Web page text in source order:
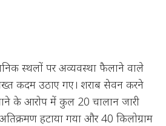
स्थलों पर अव्यवस्था फैलाने वाले
कदम उठाए गए। शराब सेवन करने
के आरोप में कुल 20 चालान जारी
हटाया गया और 40 किलोग्राम